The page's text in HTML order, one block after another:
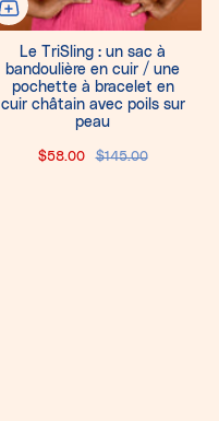
Le TriSling : un sac à
bandoulière en cuir / une
pochette à bracelet en
cuir châtain avec poils sur
peau
$58.00 $145.00